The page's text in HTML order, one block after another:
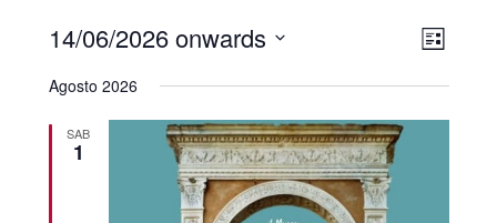
Views
Event
Views
List
14/06/2026 onwards
date.
Agosto 2026
SAB
1